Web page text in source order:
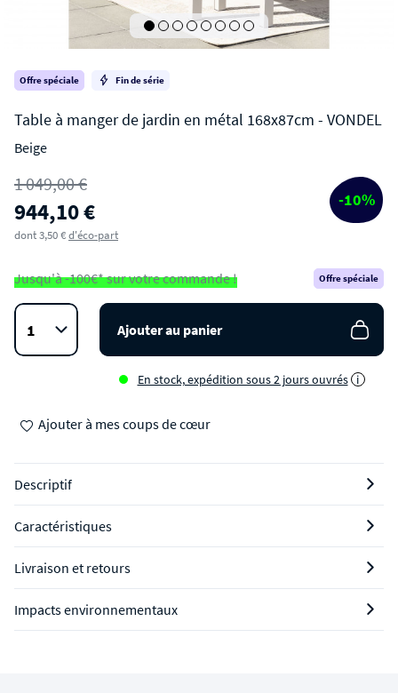
Offre spéciale Fin de série
VONDEL
Table à manger de jardin en métal 168x87cm
Beige
1 049,00 €
944,10 € -10%
dont 3,50 €d'éco-part
Jusqu'à -100€* sur votre commande ! Offre spéciale
Ajouter au panier
En stock, expédition sous 2 jours ouvrés i
Ajouter à mes coups de cœur
Descriptif
Caractéristiques
Livraison et retours
Impacts environnementaux